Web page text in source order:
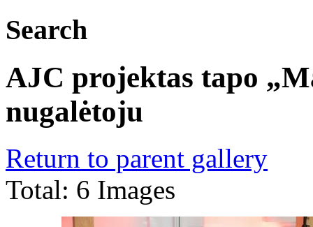
Search
AJC projektas tapo
nugalėtoju
Return to parent gallery
Total: 6 Images